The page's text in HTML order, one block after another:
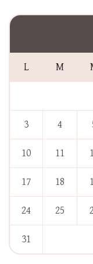
L M
3 4
10 11
17 18
24 25
31